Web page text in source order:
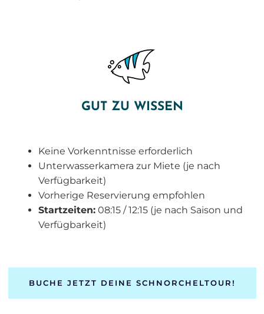
GUT ZU WISSEN
Keine Vorkenntnisse erforderlich
Unterwasserkamera zur Miete (je nach
Verfügbarkeit)
Vorherige Reservierung empfohlen
Startzeiten: 08:15 / 12:15 (je nach Saison und
Verfügbarkeit)
BUCHE JETZT DEINE SCHNORCHELTOUR!